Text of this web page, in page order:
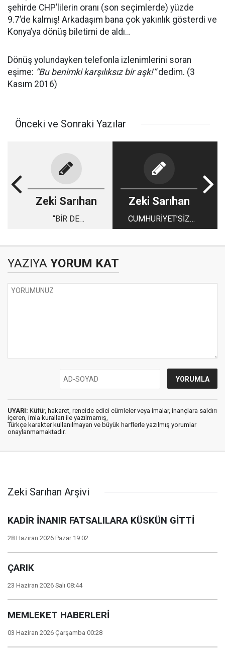
şehirde CHP’lilerin oranı (son seçimlerde) yüzde
9.7’de kalmış! Arkadaşım bana çok yakınlık gösterdi ve
Konya’ya dönüş biletimi de aldı…
Dönüş yolundayken telefonla izlenimlerini soran
eşime: “Bu benimki karşılıksız bir aşk!”dedim. (3
Kasım 2016)
Önceki ve Sonraki Yazılar
Zeki Sarıhan
“BİR DE
Zeki Sarıhan
CUMHURİYET’SİZ
OLMAZ!
YAZIYA YORUM KAT
UYARI: Küfür, hakaret, rencide edici cümleler veya imalar, inançlara saldırı
içeren, imla kuralları ile yazılmamış,
Türkçe karakter kullanılmayan ve büyük harflerle yazılmış yorumlar
onaylanmamaktadır.
Zeki Sarıhan Arşivi
KADİR İNANIR FATSALILARA KÜSKÜN GİTTİ
28 Haziran 2026 Pazar 19:02
ÇARIK
23 Haziran 2026 Salı 08:44
MEMLEKET HABERLERİ
03 Haziran 2026 Çarşamba 00:28